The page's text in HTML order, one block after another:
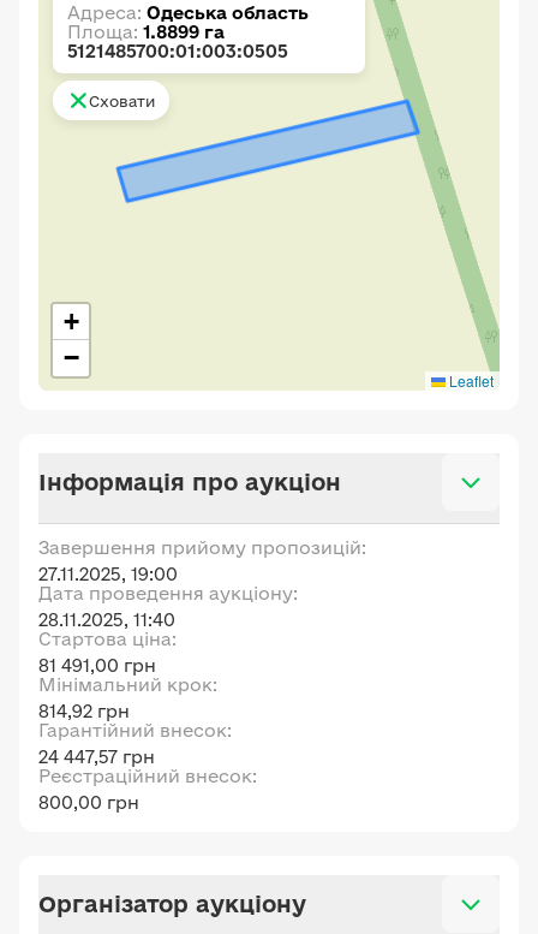
+
−
Leaflet
Адреса: Одеська область
Площа: 1.8899 га
5121485700:01:003:0505
Сховати
Інформація про аукціон
Завершення прийому пропозицій:
27.11.2025, 19:00
Дата проведення аукціону:
28.11.2025, 11:40
Стартова ціна:
81 491,00 грн
Мінімальний крок:
814,92 грн
Гарантійний внесок:
24 447,57 грн
Реєстраційний внесок:
800,00 грн
Організатор аукціону